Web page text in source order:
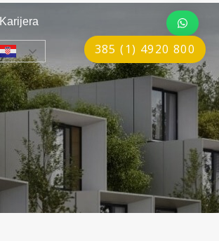
Karijera
385 (1) 4920 800